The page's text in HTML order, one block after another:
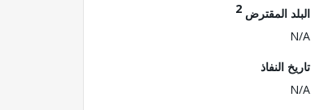
البلد المقترض 2
N/A
تاريخ النفاذ
N/A